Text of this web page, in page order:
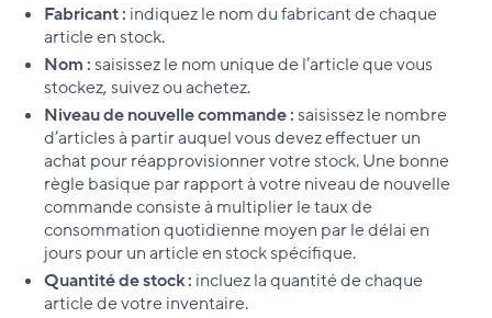
Fabricant : indiquez le nom du fabricant de chaque
article en stock.
Nom :saisissez le nom unique de l’article que vous
stockez, suivez ou achetez.
Niveau de nouvelle commande :saisissez le nombre
d’articles à partir auquel vous devez effectuer un
achat pour réapprovisionner votre stock. Une bonne
règle basique par rapport à votre niveau de nouvelle
commande consiste à multiplier le taux de
consommation quotidienne moyen par le délai en
jours pour un article en stock spécifique.
Quantité de stock : incluez la quantité de chaque
article de votre inventaire.